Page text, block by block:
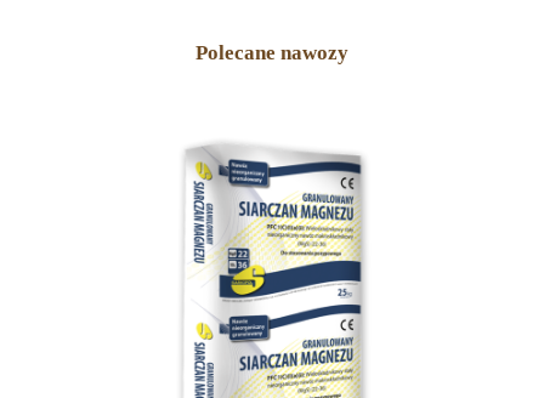
Polecane nawozy